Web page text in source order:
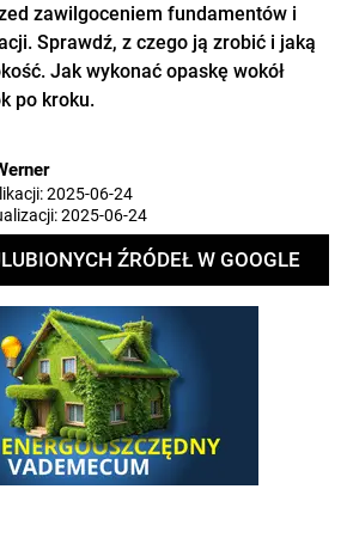
zawilgoceniem fundamentów i
Sprawdź, z czego ją zrobić i jaką
Jak wykonać opaskę wokół
po kroku.
2025-06-24
2025-06-24
ŹRÓDEŁ W GOOGLE